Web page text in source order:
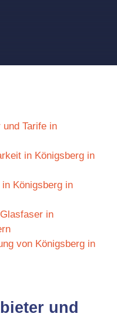
Tarife in
in Königsberg in
Königsberg in
in
von Königsberg in
und